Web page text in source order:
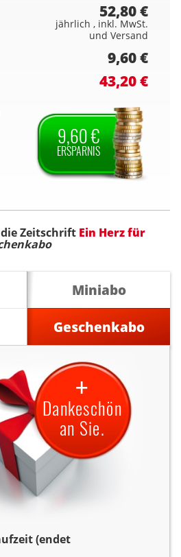
52,80 €
jährlich , inkl. MwSt.
und Versand
9,60 €
43,20 €
9,60 €
ERSPARNIS
Zeitschrift Ein Herz für
Miniabo
Geschenkabo
(endet
+
Dankeschön
an Sie.